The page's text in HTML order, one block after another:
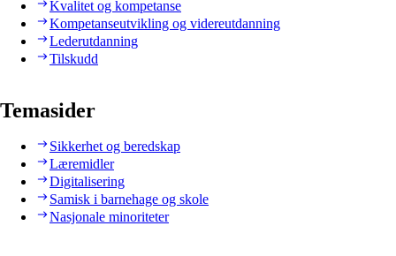
Kvalitet og kompetanse
Kompetanseutvikling og videreutdanning
Lederutdanning
Tilskudd
Temasider
Sikkerhet og beredskap
Læremidler
Digitalisering
Samisk i barnehage og skole
Nasjonale minoriteter